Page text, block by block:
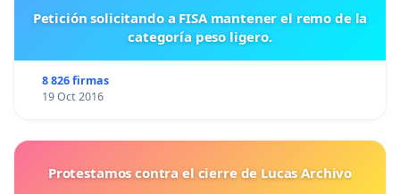
Petición solicitando a FISA mantener el remo de la
categoría peso ligero.
8 826 firmas
19 Oct 2016
Protestamos contra el cierre de Lucas Archivo